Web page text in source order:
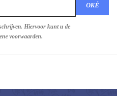
Hiervoor kunt u de
voorwaarden.